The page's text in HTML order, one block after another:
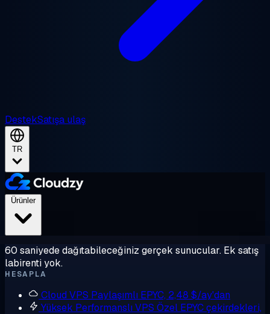
DestekSatışa ulaş
TR
Ürünler
60 saniyede dağıtabileceğiniz gerçek sunucular. Ek satış
labirenti yok.
HESAPLA
Cloud VPS Paylaşımlı EPYC, 2,48 $/ay'dan
Yüksek Performanslı VPS Özel EPYC çekirdekleri,